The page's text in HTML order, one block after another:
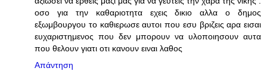
οσο για την καθαριοτητα εχεις δικιο αλλα ο δημος
εξωμβουργου το καθιερωσε αυτοι που εσυ βριζεις αρα εισαι
ευχαριστημενος που δεν μπορουν να υλοποιησουν αυτα
που θελουν γιατι οτι κανουν ειναι λαθος
Απάντηση